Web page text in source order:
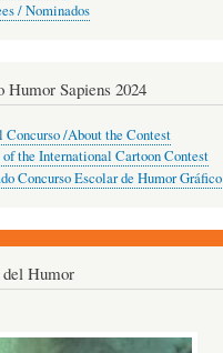
/ Nominados
Humor Sapiens 2024
Concurso /About the Contest
the International Cartoon Contest
Concurso Escolar de Humor Gráfico
Humor